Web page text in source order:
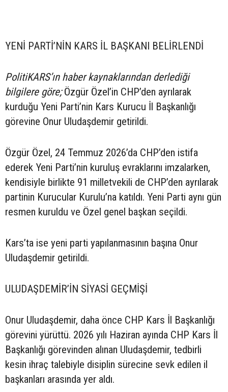
YENİ PARTİ’NİN KARS İL BAŞKANI BELİRLENDİ
PolitiKARS’ın haber kaynaklarından derlediği
bilgilere göre;Özgür Özel’in CHP’den ayrılarak
kurduğu Yeni Parti’nin Kars Kurucu İl Başkanlığı
görevine Onur Uludaşdemir getirildi.
Özgür Özel, 24 Temmuz 2026’da CHP’den istifa
ederek Yeni Parti’nin kuruluş evraklarını imzalarken,
kendisiyle birlikte 91 milletvekili de CHP’den ayrılarak
partinin Kurucular Kurulu’na katıldı. Yeni Parti aynı gün
resmen kuruldu ve Özel genel başkan seçildi.
Kars’ta ise yeni parti yapılanmasının başına Onur
Uludaşdemir getirildi.
ULUDAŞDEMİR’İN SİYASİ GEÇMİŞİ
Onur Uludaşdemir, daha önce CHP Kars İl Başkanlığı
görevini yürüttü. 2026 yılı Haziran ayında CHP Kars İl
Başkanlığı görevinden alınan Uludaşdemir, tedbirli
kesin ihraç talebiyle disiplin sürecine sevk edilen il
başkanları arasında yer aldı.